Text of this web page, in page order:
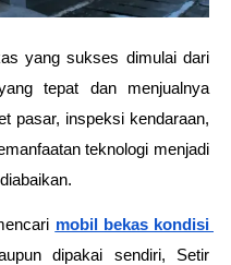
yang sukses dimulai dari
tepat dan menjualnya
pasar, inspeksi kendaraan,
teknologi menjadi
mobil bekas kondisi
dipakai sendiri, Setir